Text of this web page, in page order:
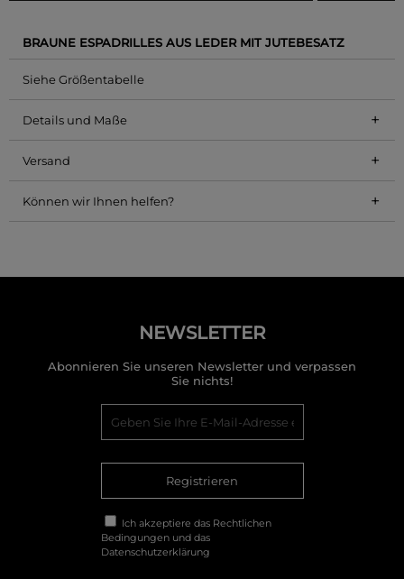
BRAUNE ESPADRILLES AUS LEDER MIT JUTEBESATZ
Siehe Größentabelle
Details und Maße +
Versand +
Können wir Ihnen helfen? +
NEWSLETTER
Abonnieren Sie unseren Newsletter und verpassen
Sie nichts!
Registrieren
Ich akzeptiere das Rechtlichen
Bedingungen und das
Datenschutzerklärung